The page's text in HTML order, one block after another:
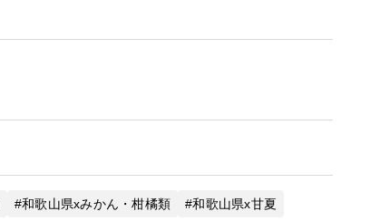
和歌山県xみかん・柑橘類
和歌山県x甘夏